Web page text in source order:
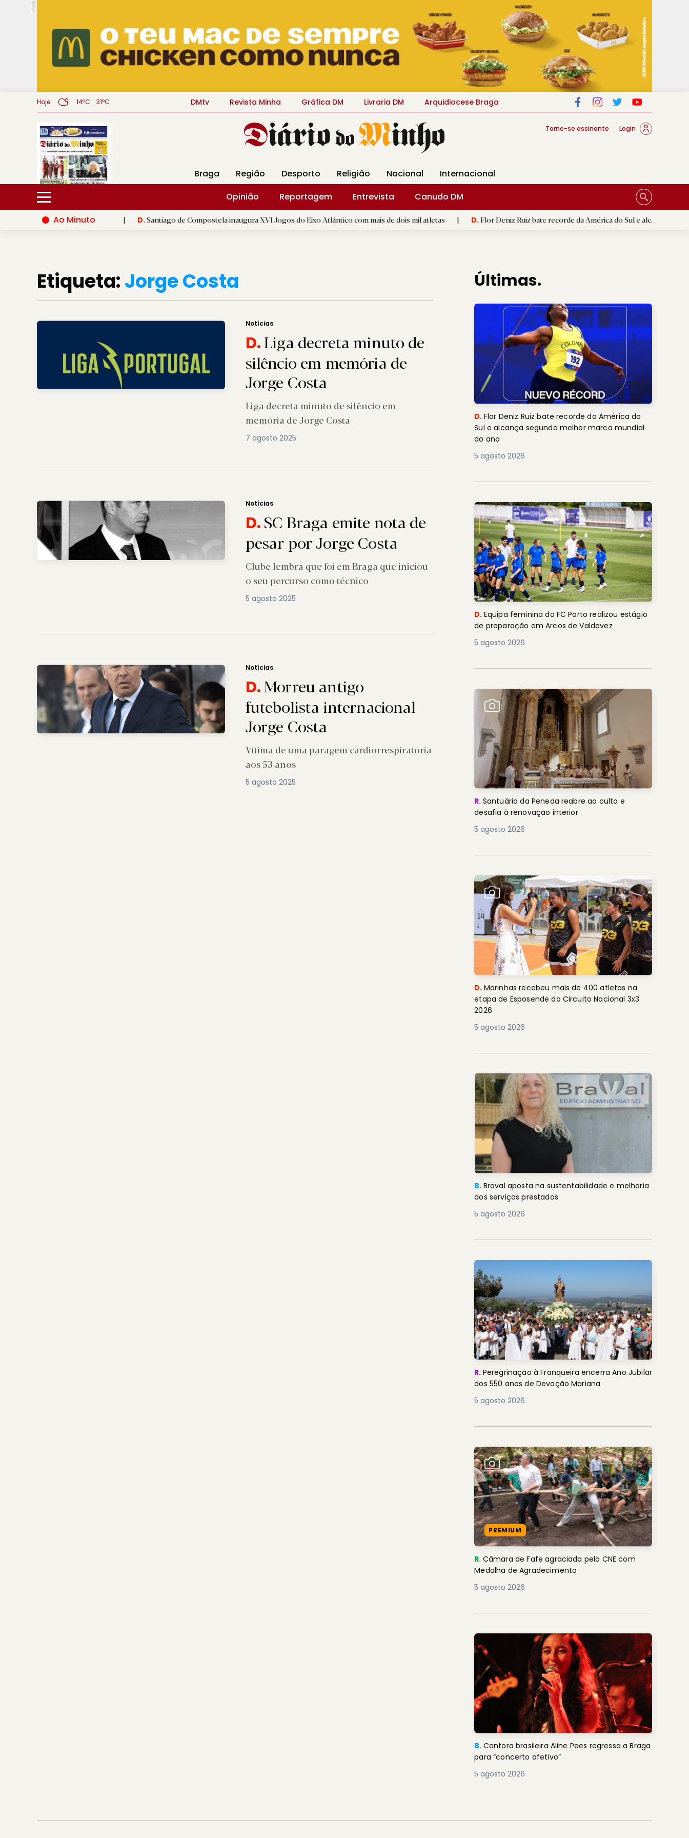
PUB.
Hoje 14ºC 31ºC DMtv Revista Minha Gráfica DM Livraria DM Arquidiocese Braga
Torne-se assinante Login
Braga Região Desporto Religião Nacional
Internacional
Opinião
Reportagem Entrevista
Canudo DM
Ao Minuto
mundo da moda | D. Santiago de Compostela inaugura XVI Jogos do Eixo Atlântico com mais de dois mil atletas | D.Flor Deniz Ruiz bate recorde da América do Sul e alcança segunda melhor
Etiqueta:Jorge Costa
Notícias
D.Liga decreta minuto de
silêncio em memória de
Jorge Costa
Liga decreta minuto de silêncio em
memória de Jorge Costa
7 agosto 2025
Notícias
D.SC Braga emite nota de
pesar por Jorge Costa
Clube lembra que foi em Braga que iniciou
o seu percurso como técnico
5 agosto 2025
Notícias
D.Morreu antigo
futebolista internacional
Jorge Costa
Vítima de uma paragem cardiorrespiratória
aos 53 anos
5 agosto 2025
Últimas.
D. Flor Deniz Ruiz bate recorde da América do
Sul e alcança segunda melhor marca mundial
do ano
5 agosto 2026
D. Equipa feminina do FC Porto realizou estágio
de preparação em Arcos de Valdevez
5 agosto 2026
R. Santuário da Peneda reabre ao culto e
desafia à renovação interior
5 agosto 2026
D. Marinhas recebeu mais de 400 atletas na
etapa de Esposende do Circuito Nacional 3x3
2026
5 agosto 2026
B. Braval aposta na sustentabilidade e melhoria
dos serviços prestados
5 agosto 2026
R. Peregrinação à Franqueira encerra Ano Jubilar
dos 550 anos de Devoção Mariana
5 agosto 2026
PREMIUM
R. Câmara de Fafe agraciada pelo CNE com
Medalha de Agradecimento
5 agosto 2026
B. Cantora brasileira Aline Paes regressa a Braga
para “concerto afetivo”
5 agosto 2026